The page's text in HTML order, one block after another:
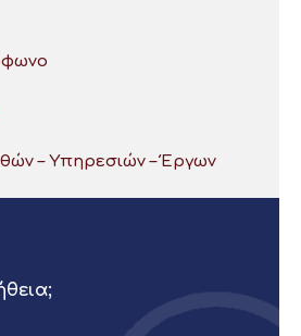
– Υπηρεσιών – Έργων